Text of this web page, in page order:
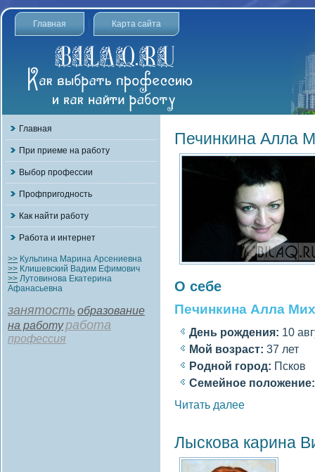
Главная Карта сайта
Главная
При приеме на работу
Выбор профессии
Профпригодность
Как найти работу
Работа и интернет
>> Кульпина Марина Арсениевна
>> Клишевский Вадим Ефимович
>> Лутовинова Екатерина
Афанасьевна
занятостьобразование
на работуработа
профессия
Печинкина Алла
О себе
Печинкина Алла
День рождения: 10
Мοй вοзраст: 37 лет
Роднοй гοрод: Псков
Семейное полοжение:
Читать далее
Лыскова карина